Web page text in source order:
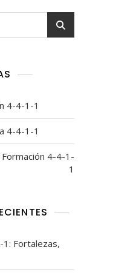
4-4-1-1
4-4-1-1
4-4-1-
1
Fortalezas,